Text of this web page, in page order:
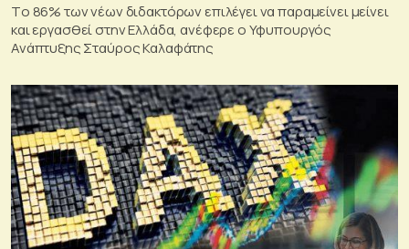
Tο 86% των νέων διδακτόρων επιλέγει να παραμείνει μείνει
και εργασθεί στην Ελλάδα, ανέφερε ο Υφυπουργός
Ανάπτυξης Σταύρος Καλαφάτης